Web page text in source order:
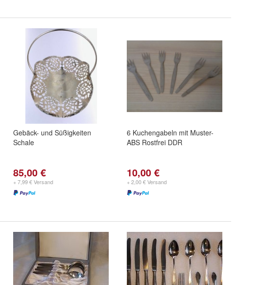
Gebäck- und Süßigkeiten
Schale
85,00 €
+ 7,99 € Versand
6 Kuchengabeln mit Muster-
ABS Rostfrei DDR
10,00 €
+ 2,00 € Versand